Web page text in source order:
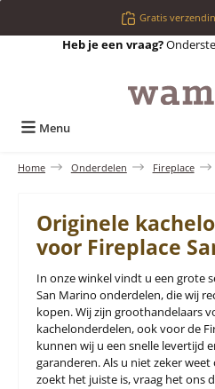
Ga naar de hoofdinhoudGratis
Heb je een vraag?
Menu
Home Onderdelen Fireplace
Originele
voor Fireplace
In onze winkel vindt u een grote
San Marino onderdelen, die wij
kopen. Wij zijn groothandelaars
kachelonderdelen, ook voor de
kunnen wij u een snelle levertijd
garanderen. Als u niet zeker
zoekt het juiste is, vraag het ons